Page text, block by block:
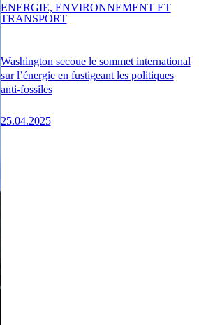
Washington secoue le sommet international
sur l’énergie en fustigeant les politiques
anti-fossiles
25.04.2025
ENERGIE, ENVIRONNEMENT ET
TRANSPORT